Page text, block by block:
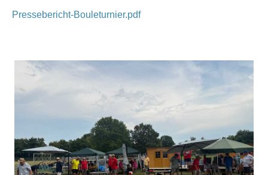
Pressebericht-Bouleturnier.pdf